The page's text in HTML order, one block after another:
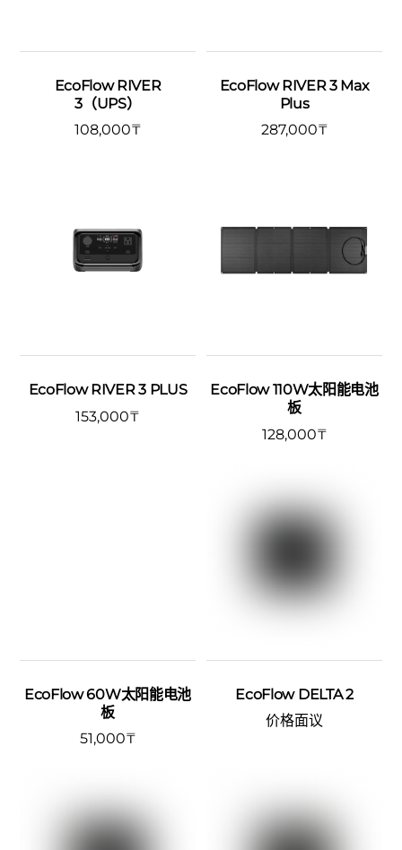
EcoFlow RIVER
3（UPS）
108,000₸
EcoFlow RIVER 3 Max
Plus
287,000₸
EcoFlow RIVER 3 PLUS
153,000₸
EcoFlow 110W太阳能电池
板
128,000₸
EcoFlow 60W太阳能电池
板
51,000₸
EcoFlow DELTA 2
价格面议